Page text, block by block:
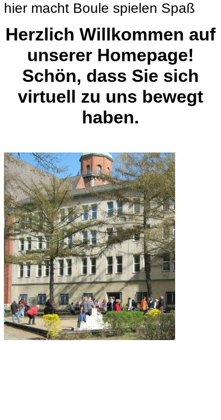
hier macht Boule spielen Spaß
Herzlich Willkommen auf
unserer Homepage!
Schön, dass Sie sich
virtuell zu uns bewegt
haben.